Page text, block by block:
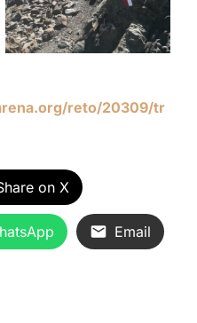
reto/20309/tr
on X
Email